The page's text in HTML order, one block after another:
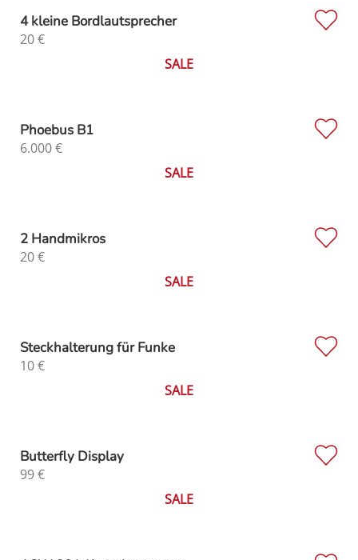
4 kleine Bordlautsprecher
20€
SALE
Phoebus B1
6.000€
SALE
2 Handmikros
20€
SALE
Steckhalterung für Funke
10€
SALE
Butterfly Display
99€
SALE